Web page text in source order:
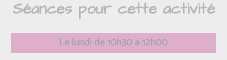
Séances pour cette activité
Le lundi de 10h30 à 12h00